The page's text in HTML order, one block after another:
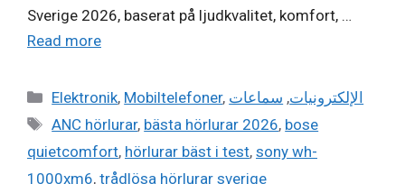
Sverige 2026, baserat på ljudkvalitet, komfort, …
Read more
Categories
Elektronik, Mobiltelefoner, الإلكترونيات, سماعات
Tags
ANC hörlurar, bästa hörlurar 2026, bose
quietcomfort, hörlurar bäst i test, sony wh-
1000xm6, trådlösa hörlurar sverige